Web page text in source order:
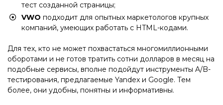
тест созданной страницы;
VWO подходит для опытных маркетологов крупных
компаний, умеющих работать с HTML-кодами.
Для тех, кто не может похвастаться многомиллионными
оборотами и не готов тратить сотни долларов в месяц на
подобные сервисы, вполне подойдут инструменты A/B-
тестирования, предлагаемые Yandex и Google. Тем
более, они удобны, понятны и информативны.